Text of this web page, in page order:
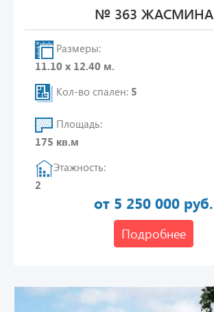
№ 363 ЖАСМИНА
Размеры:
11.10 х 12.40 м.
Кол-во спален: 5
Площадь:
175 кв.м
Этажность:
2
от 5 250 000 руб.
Подробнее